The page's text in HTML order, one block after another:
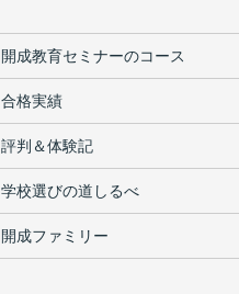
開成教育セミナーのコース
合格実績
評判＆体験記
学校選びの道しるべ
開成ファミリー